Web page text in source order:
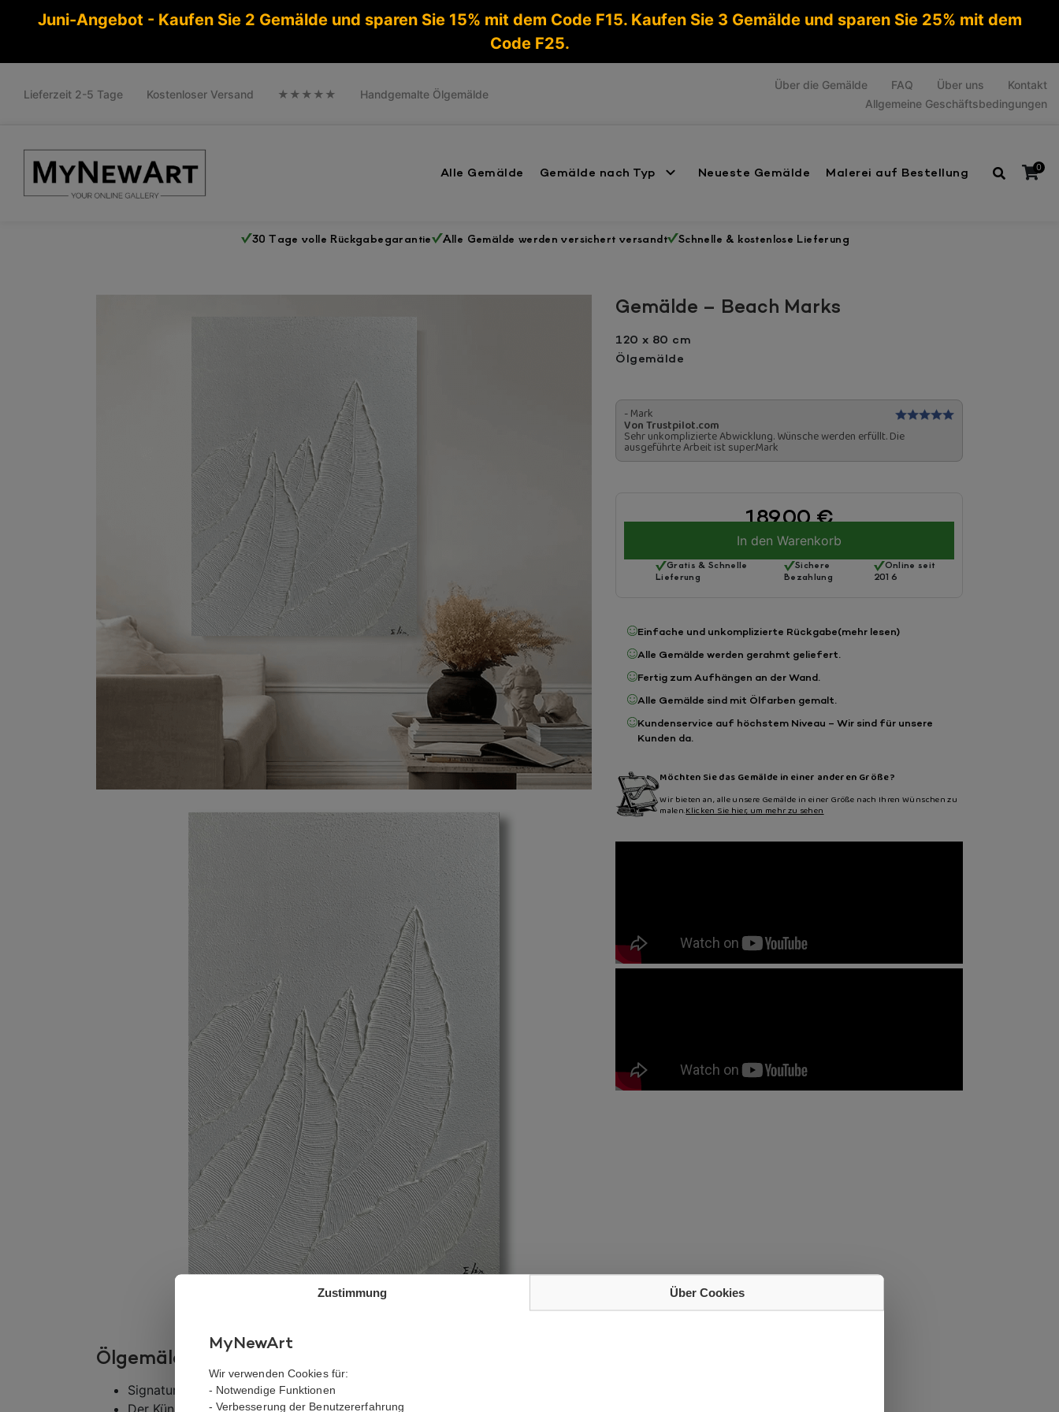
Juni-Angebot - Kaufen Sie 2 Gemälde und sparen Sie 15% mit dem Code F15. Kaufen Sie 3 Gemälde und sparen Sie 25% mit dem
Code F25.
Lieferzeit 2-5 Tage Kostenloser Versand ★★★★★ Handgemalte Ölgemälde
Über die Gemälde FAQ Über uns
Kontakt
Allgemeine Geschäftsbedingungen
Alle Gemälde Gemälde nach Typ Neueste Gemälde Malerei auf Bestellung 0
30 Tage volle Rückgabegarantie Alle Gemälde werden versichert versandt Schnelle & kostenlose Lieferung
Gemälde – Beach Marks
120 x 80 cm
Ölgemälde
- Mark
Von Trustpilot.com
Sehr unkomplizierte Abwicklung. Wünsche werden erfüllt. Die
ausgeführte Arbeit ist super.Mark
189,00€
In den Warenkorb
Gratis & Schnelle
Lieferung
Sichere
Bezahlung
Online seit
2016
Einfache und unkomplizierte Rückgabe(mehr lesen)
Alle Gemälde werden gerahmt geliefert.
Fertig zum Aufhängen an der Wand.
Alle Gemälde sind mit Ölfarben gemalt.
Kundenservice auf höchstem Niveau – Wir sind für unsere
Kunden da.
Möchten Sie das Gemälde in einer anderen Größe?
Wir bieten an, alle unsere Gemälde in einer Größe nach Ihren Wünschen zu
malen.Klicken Sie hier, um mehr zu sehen
Ölgemälde – Beach Marks
Signatur:
Mit Signatur
Der Künstler: Elin
Zustimmung Über Cookies
MyNewArt
Wir verwenden Cookies für:
- Notwendige Funktionen
- Verbesserung der Benutzererfahrung